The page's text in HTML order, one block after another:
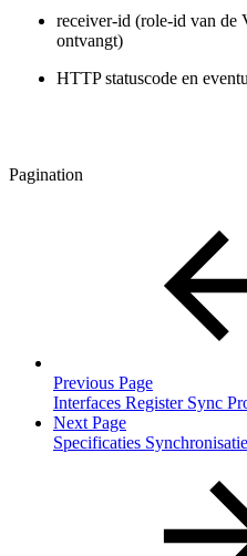
receiver-id (role-id van de
ontvangt)
HTTP statuscode en
Pagination
Previous Page
Interfaces Register Sync
Next Page
Specificaties